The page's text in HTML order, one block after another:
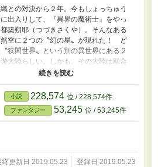
との対決から２年。今もしょっちゅう
出入りして、『異界の魔術士』をやっ
築朔耶（つづきさくや）。そんなある
然空に２つの〝幻の星〟が現れた！ ど
狭間世界〟という別の異世界にある２
大陸らしい。しかも、その大陸は融合
その影響で起こる魔力の奔流が、様々な
たらしていた！ 朔耶は一路、〝狭間
に転移！ そこでは、またもや大きな戦
受けていたのだが――『大丈夫、あた
パワーで無敵だから』。ヘロー天気三
ボレーション！ 他２作のヒーロー達
小説 228,574 位 / 228,574件
ファンタジー 53,245 位 / 53,245件
終更新日 2019.05.23 登録日 2019.05.23